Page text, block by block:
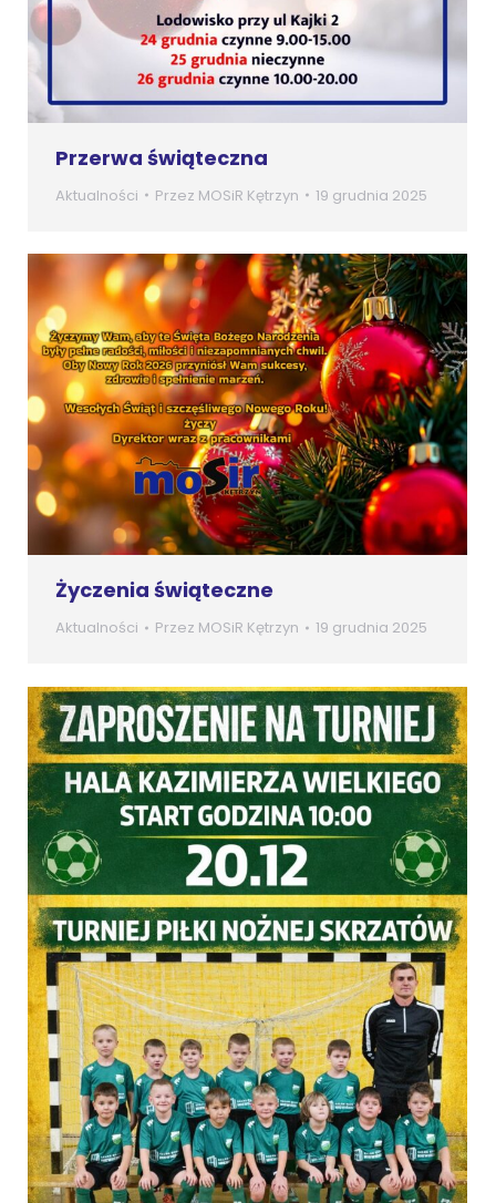
Przerwa świąteczna
Aktualności Przez MOSiR Kętrzyn 19 grudnia 2025
Życzenia świąteczne
Aktualności Przez MOSiR Kętrzyn 19 grudnia 2025